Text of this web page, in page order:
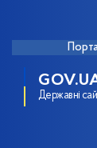
Державні